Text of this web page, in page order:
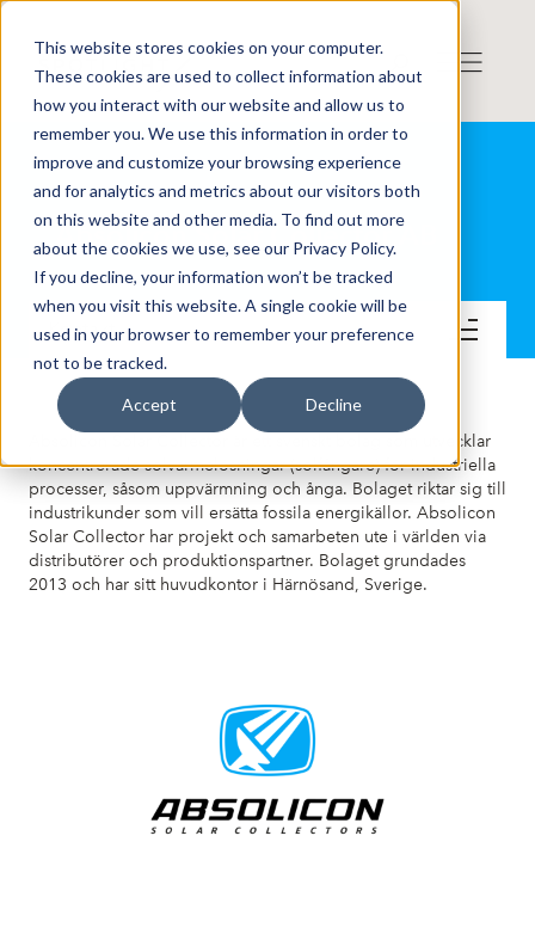
This website stores cookies on your computer.
These cookies are used to collect information about
how you interact with our website and allow us to
remember you. We use this information in order to
improve and customize your browsing experience
and for analytics and metrics about our visitors both
on this website and other media. To find out more
about the cookies we use, see our Privacy Policy.
If you decline, your information won’t be tracked
when you visit this website. A single cookie will be
used in your browser to remember your preference
not to be tracked.
Accept Decline
Absolicon Solar Collector AB
Kontakt
Absolicon Solar Collector är ett svenskt bolag som utvecklar
koncentrerade solvärmelösningar (solfångare) för industriella
processer, såsom uppvärmning och ånga. Bolaget riktar sig till
industrikunder som vill ersätta fossila energikällor. Absolicon
Solar Collector har projekt och samarbeten ute i världen via
distributörer och produktionspartner. Bolaget grundades
2013 och har sitt huvudkontor i Härnösand, Sverige.